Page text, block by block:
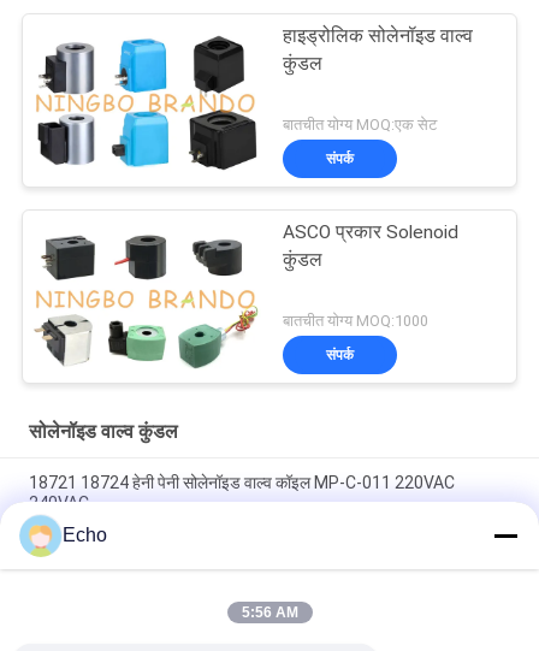
हाइड्रोलिक सोलेनॉइड वाल्व
कुंडल
बातचीत योग्य MOQ:एक सेट
संपर्क
ASCO प्रकार Solenoid
कुंडल
बातचीत योग्य MOQ:1000
संपर्क
सोलेनॉइड वाल्व कुंडल
18721 18724 हेनी पेनी सोलेनॉइड वाल्व कॉइल MP-C-011 220VAC
240VAC
6013 ए 6014 सी सोलेनॉइड वाल्व कॉइल 24V डीसी 110V 230V 50Hz 8W
11W 15W
सोलेनॉइड वाल्व कॉइल ईवीआई 7/9 12 वी 24 वी 110 वी 220 वी 4.8 डब्ल्यू 6.5
Echo
5:56 AM